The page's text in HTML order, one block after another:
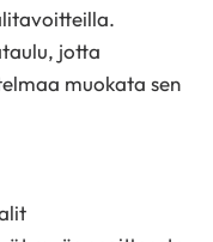
jotta
muokata sen